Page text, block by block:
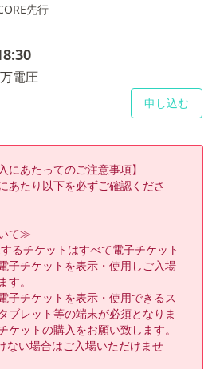
先⾏
電圧
申し込む
にあたってのご注意事項】
あたり以下を必ずご確認くださ
て≫
るチケットはすべて電子チケット
子チケットを表示・使用しご入場
す。
子チケットを表示・使用できるス
ブレット等の端末が必須となりま
ケットの購入をお願い致します。
ない場合はご入場いただけませ